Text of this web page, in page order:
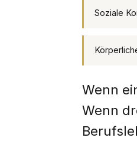
Soziale
Wenn
Wenn